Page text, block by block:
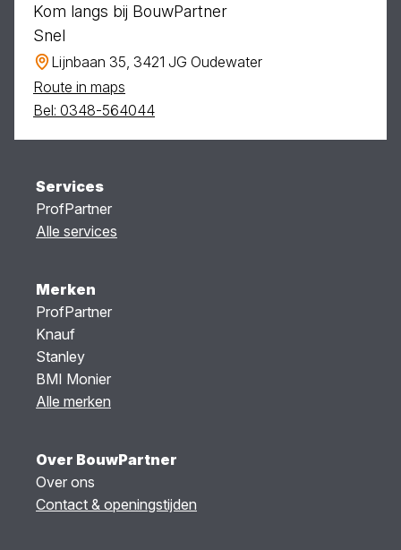
Kom langs bij BouwPartner
Snel
Lijnbaan 35, 3421 JG Oudewater
Route in maps
Bel: 0348-564044
Services
ProfPartner
Alle services
Merken
ProfPartner
Knauf
Stanley
BMI Monier
Alle merken
Over BouwPartner
Over ons
Contact & openingstijden